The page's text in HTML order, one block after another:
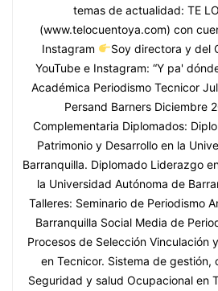
temas de actualidad: TE
(www.telocuentoya.com) con
Instagram
Soy directora y del
YouTube e Instagram: “Y pa'
Académica Periodismo Tecnicor
Persand Barners Diciembre
Complementaria Diplomados:
Patrimonio y Desarrollo en la
Barranquilla. Diplomado Liderazgo
la Universidad Autónoma de
Talleres: Seminario de Periodismo
Barranquilla Social Media de
Procesos de Selección Vinculación
en Tecnicor. Sistema de gestión,
Seguridad y salud Ocupacional en